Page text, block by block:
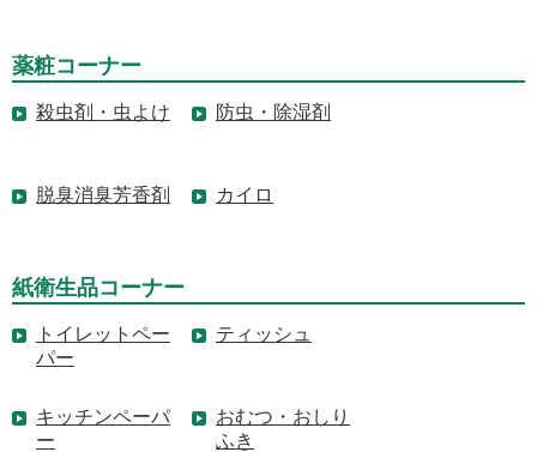
薬粧コーナー
殺虫剤・虫よけ 防虫・除湿剤
脱臭消臭芳香剤 カイロ
紙衛生品コーナー
トイレットペー
パー
ティッシュ
キッチンペーパ
ー
おむつ・おしり
ふき